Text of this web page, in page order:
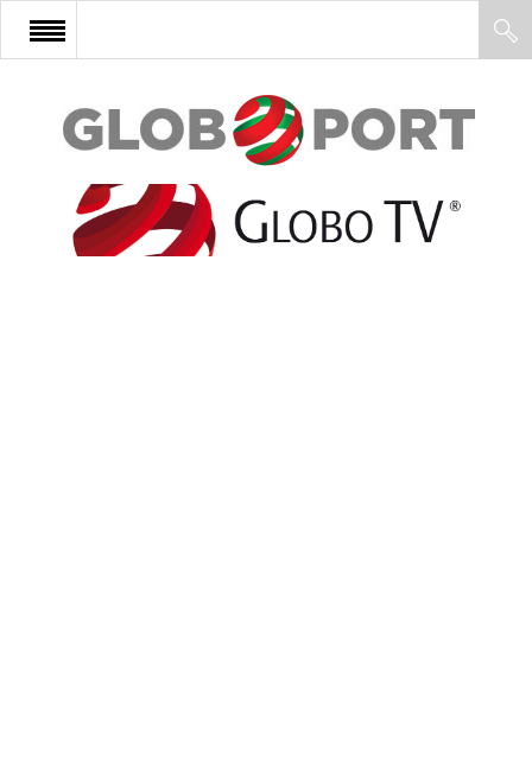
FŐOLDAL
AFRIKA